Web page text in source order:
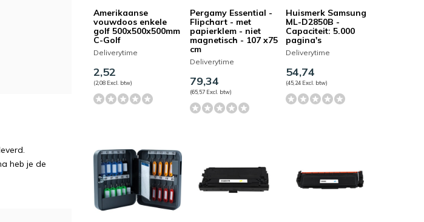
heb je de
Amerikaanse
vouwdoos enkele
golf 500x500x500mm
C-Golf
Deliverytime
2,52
(2,08 Excl. btw)
Pergamy Essential -
Flipchart - met
papierklem - niet
magnetisch - 107 x75
cm
Deliverytime
79,34
(65,57 Excl. btw)
Huismerk Samsung
ML-D2850B -
Capaciteit: 5.000
pagina's
Deliverytime
54,74
(45,24 Excl. btw)